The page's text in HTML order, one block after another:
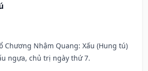
Chương Nhậm Quang: Xấu (Hung tú)
ngựa, chủ trị ngày thứ 7.